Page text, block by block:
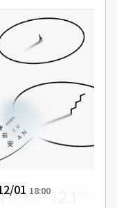
01 18:00